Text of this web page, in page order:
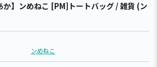
か】ンめねこ [PM]トートバッグ / 雑貨 (ン
ンめねこ